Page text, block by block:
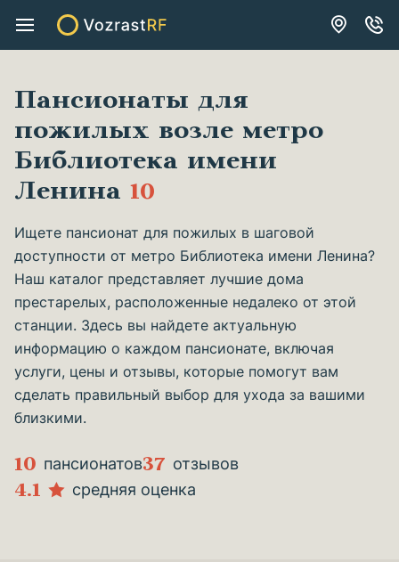
Пансионаты для
пожилых возле метро
Библиотека имени
Ленина 10
Ищете пансионат для пожилых в шаговой
доступности от метро Библиотека имени Ленина?
Наш каталог представляет лучшие дома
престарелых, расположенные недалеко от этой
станции. Здесь вы найдете актуальную
информацию о каждом пансионате, включая
услуги, цены и отзывы, которые помогут вам
сделать правильный выбор для ухода за вашими
близкими.
10 пансионатов37 отзывов
4.1 средняя оценка